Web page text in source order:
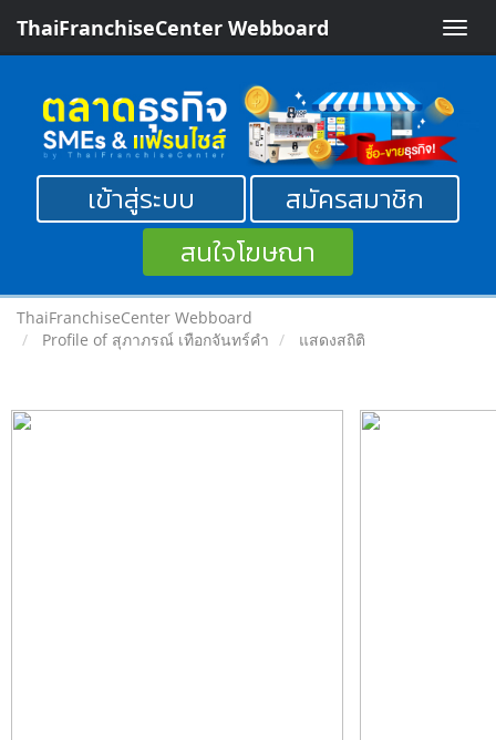
Toggle
ThaiFranchiseCenter Webboard
เข้าสู่ระบบ
สมัครสมาชิก
สนใจโฆษณา
ThaiFranchiseCenter Webboard
Profile of สุภาภรณ์ เทือกจันทร์คำ
แสดงสถิติ